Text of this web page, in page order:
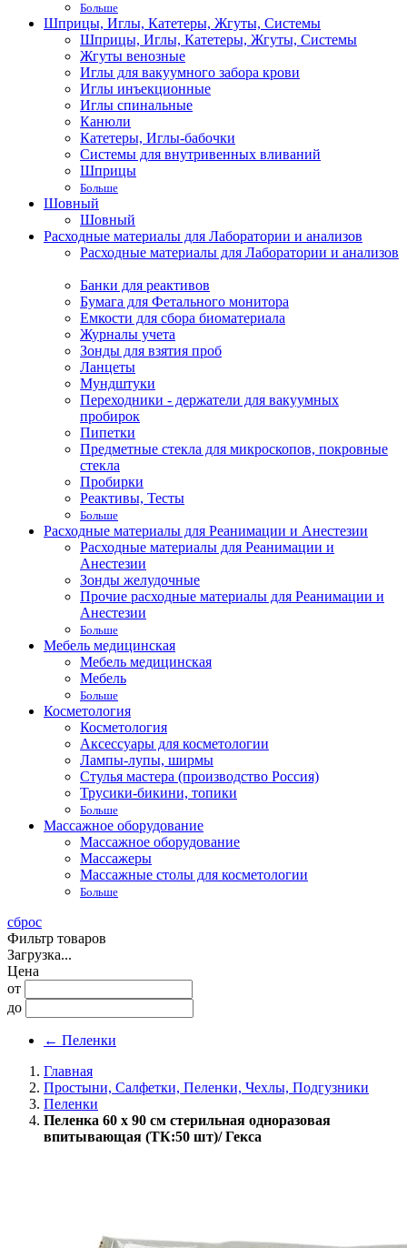
Больше
Шприцы, Иглы, Катетеры, Жгуты, Системы
Шприцы, Иглы, Катетеры, Жгуты, Системы
Жгуты венозные
Иглы для вакуумного забора крови
Иглы инъекционные
Иглы спинальные
Канюли
Катетеры, Иглы-бабочки
Системы для внутривенных вливаний
Шприцы
Больше
Шовный
Шовный
Расходные материалы для Лаборатории и анализов
Расходные материалы для Лаборатории и анализов
Банки для реактивов
Бумага для Фетального монитора
Емкости для сбора биоматериала
Журналы учета
Зонды для взятия проб
Ланцеты
Мундштуки
Переходники - держатели для вакуумных
пробирок
Пипетки
Предметные стекла для микроскопов, покровные
стекла
Пробирки
Реактивы, Тесты
Больше
Расходные материалы для Реанимации и Анестезии
Расходные материалы для Реанимации и
Анестезии
Зонды желудочные
Прочие расходные материалы для Реанимации и
Анестезии
Больше
Мебель медицинская
Мебель медицинская
Мебель
Больше
Косметология
Косметология
Аксессуары для косметологии
Лампы-лупы, ширмы
Стулья мастера (производство Россия)
Трусики-бикини, топики
Больше
Массажное оборудование
Массажное оборудование
Массажеры
Массажные столы для косметологии
Больше
сброс
Фильтр товаров
Загрузка...
Цена
от
до
← Пеленки
Главная
Простыни, Салфетки, Пеленки, Чехлы, Подгузники
Пеленки
Пеленка 60 х 90 см стерильная одноразовая
впитывающая (ТК:50 шт)/ Гекса